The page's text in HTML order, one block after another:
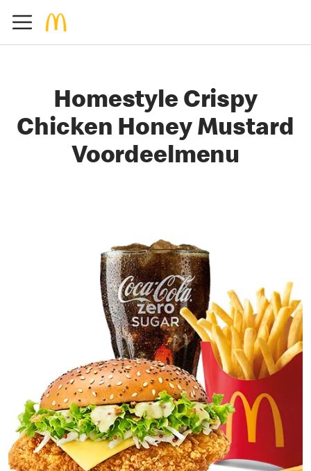
Homestyle Crispy
Chicken Honey Mustard
Voordeelmenu